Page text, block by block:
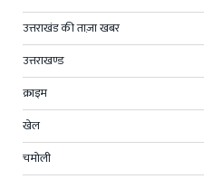
उत्तराखंड की ताज़ा खबर
उत्तराखण्ड
क्राइम
खेल
चमोली